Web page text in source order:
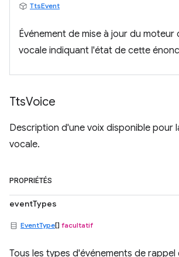
TtsEvent
Événement de mise à jour du moteur
vocale indiquant l'état de cette
TtsVoice
Description d'une voix disponible pour
vocale.
PROPRIÉTÉS
eventTypes
EventType[] facultatif
Tous les types d'événements de